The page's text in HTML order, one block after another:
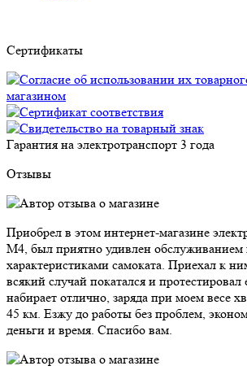
Сертификаты
Гарантия на электротранспорт 3 года
Отзывы
Приобрел в этом интернет-магазине
M4, был приятно удивлен обслуживанием
характеристиками самоката. Приехал к
всякий случай покатался и протестировал
набирает отлично, заряда при моем весе
45 км. Езжу до работы без проблем,
деньги и время. Спасибо вам.